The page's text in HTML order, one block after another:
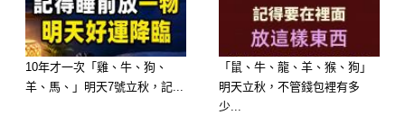
屬馬的朋友近期最容易發生「職場權力
升級、同時買彩票中大獎、雙喜臨門」
的神蹟。「妳一整潔，福氣就到」，接
住這場富貴，保您一旺到底！
10年才一次「雞、牛、狗、
羊、馬、」明天7號立秋，記...
「鼠、牛、龍、羊、猴、狗」
明天立秋，不管錢包裡有多
少...